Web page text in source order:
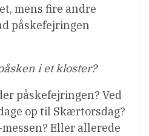
mens fire andre
påskefejringen
i et kloster?
påskefejringen? Ved
op til Skærtorsdag?
Eller allerede